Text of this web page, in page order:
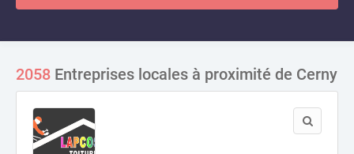
2058 Entreprises locales à proximité de Cerny